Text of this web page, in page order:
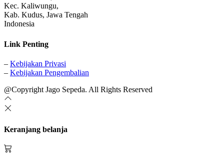
Kec. Kaliwungu,
Kab. Kudus, Jawa Tengah
Indonesia
Link Penting
– Kebijakan Privasi
– Kebijakan Pengembalian
@Copyright Jago Sepeda. All Rights Reserved
Keranjang belanja